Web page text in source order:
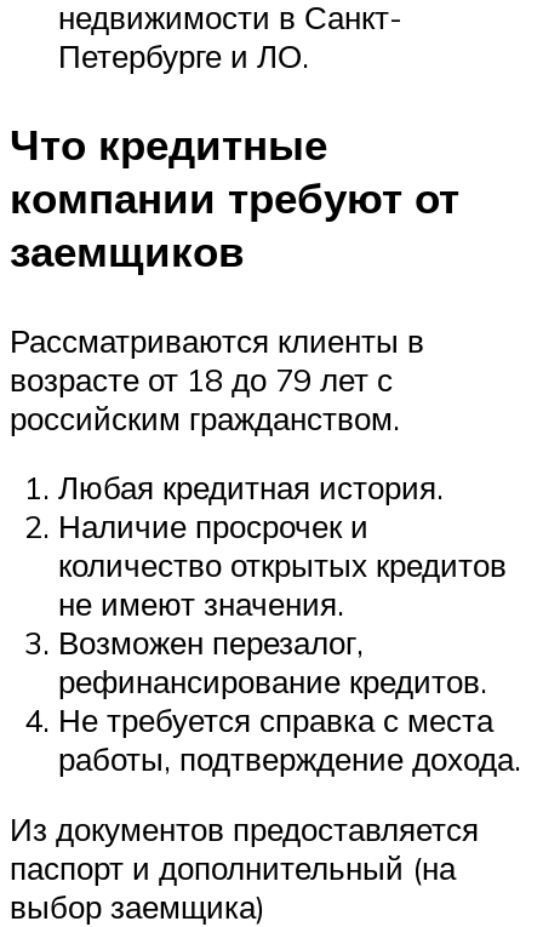
недвижимости в Санкт-
Петербурге и ЛО.
Что кредитные
компании требуют от
заемщиков
Рассматриваются клиенты в
возрасте от 18 до 79 лет с
российским гражданством.
Любая кредитная история.
Наличие просрочек и
количество открытых кредитов
не имеют значения.
Возможен перезалог,
рефинансирование кредитов.
Не требуется справка с места
работы, подтверждение дохода.
Из документов предоставляется
паспорт и дополнительный (на
выбор заемщика)